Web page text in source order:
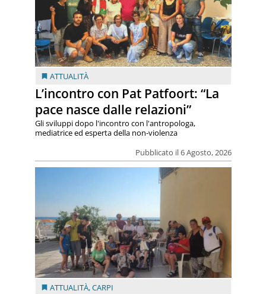
ATTUALITÀ
L’incontro con Pat Patfoort: “La
pace nasce dalle relazioni”
Pubblicato il 6 Agosto, 2026
Gli sviluppi dopo l'incontro con l'antropologa,
mediatrice ed esperta della non-violenza
ATTUALITÀ,CARPI